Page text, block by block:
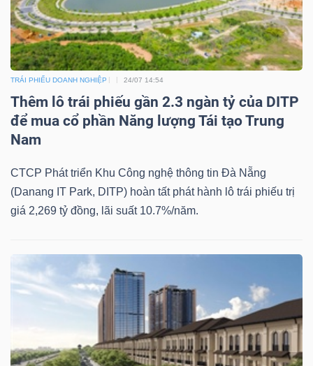
TRÁI PHIẾU DOANH NGHIỆP 24/07 14:54
Thêm lô trái phiếu gần 2.3 ngàn tỷ của DITP
để mua cổ phần Năng lượng Tái tạo Trung
Nam
CTCP Phát triển Khu Công nghệ thông tin Đà Nẵng
(Danang IT Park, DITP) hoàn tất phát hành lô trái phiếu trị
giá 2,269 tỷ đồng, lãi suất 10.7%/năm.
vụ
(-)
Đào
tạo
Sách
tài
đầu